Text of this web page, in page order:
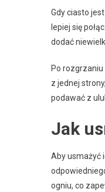
Gdy ciasto
lepiej się
dodać
Po
z jednej
podawać z
Jak
Aby usmażyć
ogniu, co